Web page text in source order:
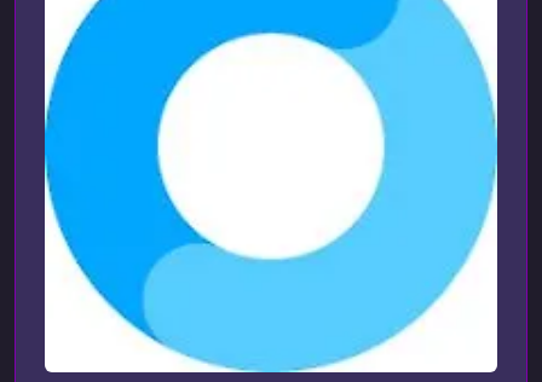
УРОК 9. 00:03:21
Syncing with routing